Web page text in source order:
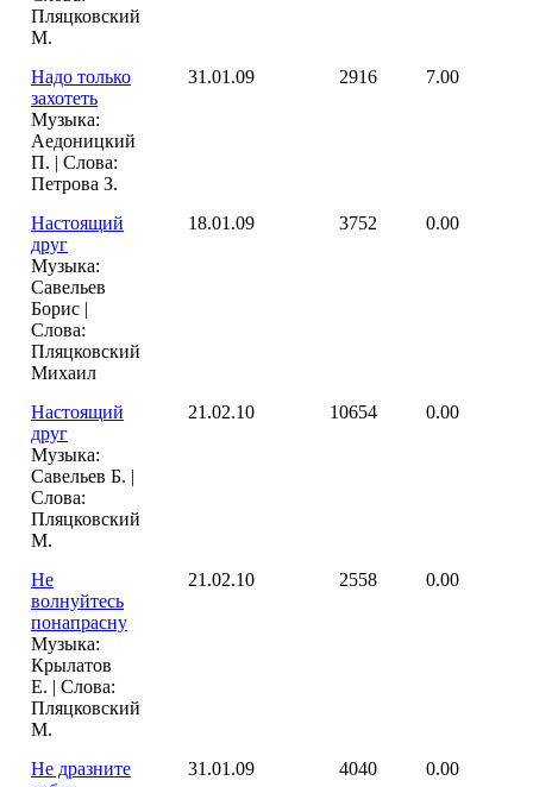
Пляцковский
М.
Надо только
захотеть
Музыка:
Аедоницкий
П. | Слова:
Петрова З.
31.01.09 2916 7.00
Настоящий
друг
Музыка:
Савельев
Борис |
Слова:
Пляцковский
Михаил
18.01.09 3752 0.00
Настоящий
друг
Музыка:
Савельев Б. |
Слова:
Пляцковский
М.
21.02.10 10654 0.00
Не
волнуйтесь
понапрасну
Музыка:
Крылатов
Е. | Слова:
Пляцковский
М.
21.02.10 2558 0.00
Не дразните
31.01.09 4040 0.00